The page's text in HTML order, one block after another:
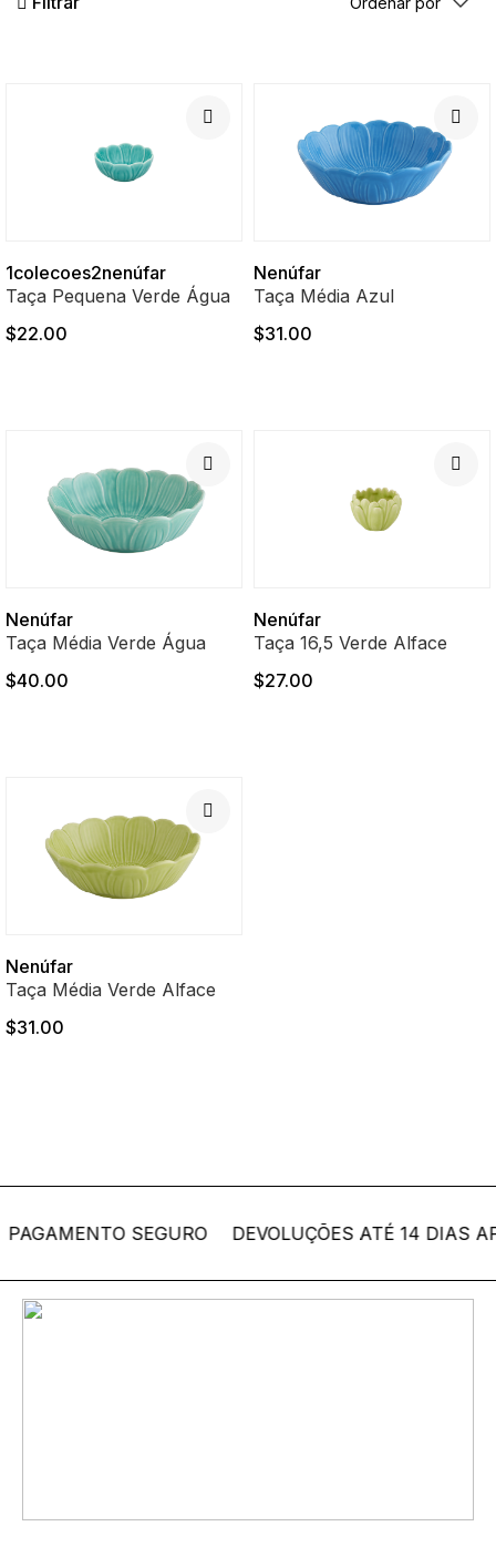
1colecoes2nenúfar
Taça Pequena Verde Água
$22.00
Nenúfar
Taça Média Azul
$31.00
Nenúfar
Taça Média Verde Água
$40.00
Nenúfar
Taça 16,5 Verde Alface
$27.00
Nenúfar
Taça Média Verde Alface
$31.00
SEGURO DEVOLUÇÕES ATÉ 14 DIAS